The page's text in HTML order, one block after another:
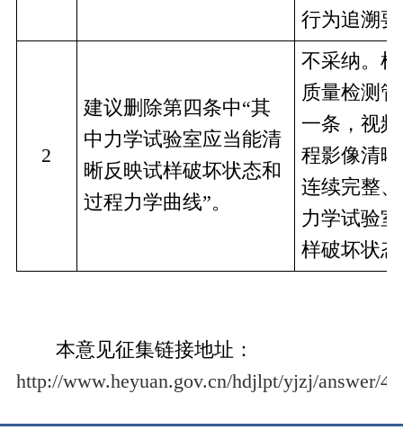
行为追溯
2
建议删除第四条中“其
中力学试验室应当能清
晰反映试样破坏状态和
过程力学曲线”。
不采纳。
质量检测
一条，视
程影像清
连续完整
力学试验
样破坏状
本意见征集链接地址：
http://www.heyuan.gov.cn/hdjlpt/yjzj/answer/